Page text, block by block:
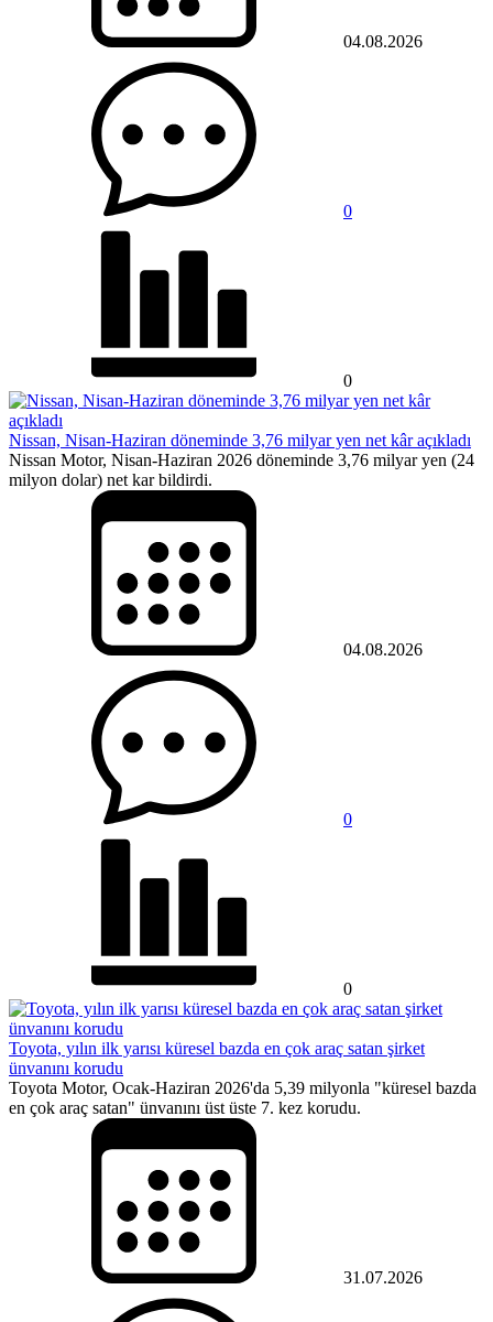
04.08.2026
0
0
Nissan, Nisan-Haziran döneminde 3,76 milyar yen net kâr açıkladı
Nissan Motor, Nisan-Haziran 2026 döneminde 3,76 milyar yen (24
milyon dolar) net kar bildirdi.
04.08.2026
0
0
Toyota, yılın ilk yarısı küresel bazda en çok araç satan şirket
ünvanını korudu
Toyota Motor, Ocak-Haziran 2026'da 5,39 milyonla "küresel bazda
en çok araç satan" ünvanını üst üste 7. kez korudu.
31.07.2026